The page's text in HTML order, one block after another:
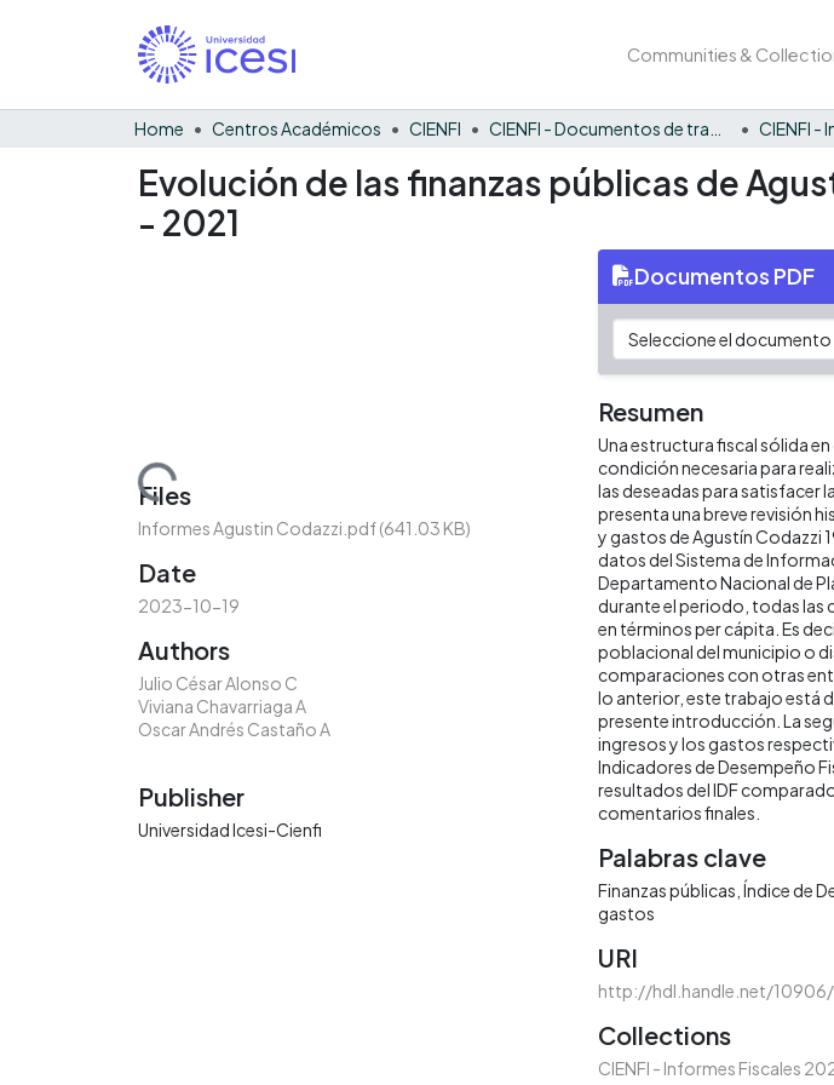
Communities &
Home Centros Académicos CIENFI
Evolución de las finanzas públicas de
- 2021
Loading...
Files
Informes Agustin Codazzi.pdf(641.03 KB)
Date
2023-10-19
Authors
Julio César Alonso C
Viviana Chavarriaga A
Oscar Andrés Castaño A
Publisher
Universidad Icesi-Cienfi
Documentos PDF
Resumen
Una estructura fiscal sólida
condición necesaria para
las deseadas para satisfacer
presenta una breve revisión
y gastos de Agustín Codazzi
datos del Sistema de
Departamento Nacional de
durante el periodo, todas las
en términos per cápita. Es
poblacional del municipio o
comparaciones con otras
lo anterior, este trabajo está
presente introducción. La
ingresos y los gastos
Indicadores de Desempeño
resultados del IDF
comentarios finales.
Palabras clave
Finanzas públicas Índice de
gastos
URI
http://hdl.handle.net/10906/
Collections
CIENFI - Informes Fiscales